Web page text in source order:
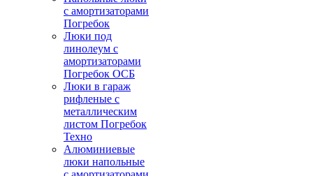
с амортизаторами
Погребок
Люки под
линолеум с
амортизаторами
Погребок ОСБ
Люки в гараж
рифленые с
металлическим
листом Погребок
Техно
Алюминиевые
люки напольные